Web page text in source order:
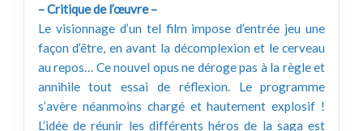
– Critique de l’œuvre –
Le visionnage d’un tel film impose d’entrée jeu une
façon d’être, en avant la décomplexion et le cerveau
au repos… Ce nouvel opus ne déroge pas à la règle et
annihile tout essai de réflexion. Le programme
s’avère néanmoins chargé et hautement explosif !
L’idée de réunir les différents héros de la saga est